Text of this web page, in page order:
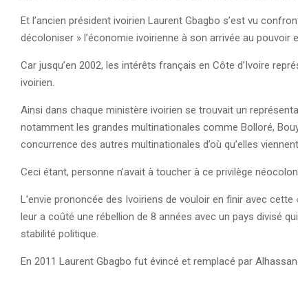
Et l’ancien président ivoirien Laurent Gbagbo s’est vu
décoloniser » l’économie ivoirienne à son arrivée au pouvoir
Car jusqu’en 2002, les intérêts français en Côte d’Ivoire
ivoirien.
Ainsi dans chaque ministère ivoirien se trouvait un
notamment les grandes multinationales comme Bolloré,
concurrence des autres multinationales d’où qu’elles
Ceci étant, personne n’avait à toucher à ce privilège
L’envie prononcée des Ivoiriens de vouloir en finir avec
leur a coûté une rébellion de 8 années avec un pays divisé
stabilité politique.
En 2011 Laurent Gbagbo fut évincé et remplacé par